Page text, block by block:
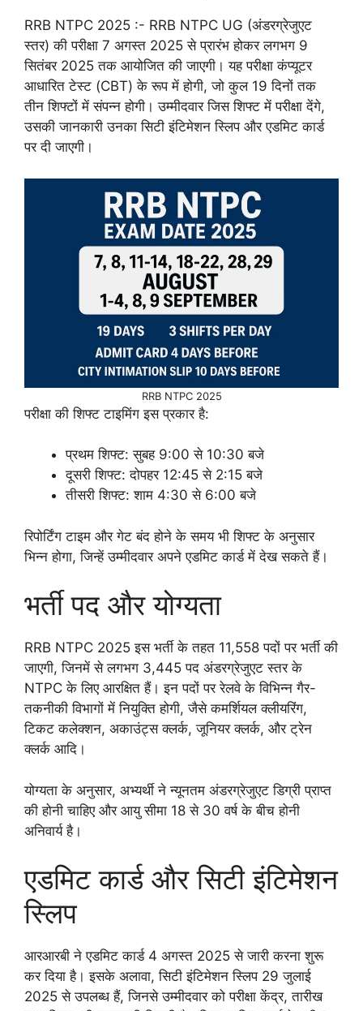
RRB NTPC 2025 :- RRB NTPC UG (अंडरग्रेजुएट
स्तर) की परीक्षा 7 अगस्त 2025 से प्रारंभ होकर लगभग 9
सितंबर 2025 तक आयोजित की जाएगी। यह परीक्षा कंप्यूटर
आधारित टेस्ट (CBT) के रूप में होगी, जो कुल 19 दिनों तक
तीन शिफ्टों में संपन्न होगी। उम्मीदवार जिस शिफ्ट में परीक्षा देंगे,
उसकी जानकारी उनका सिटी इंटिमेशन स्लिप और एडमिट कार्ड
पर दी जाएगी।
RRB NTPC 2025
परीक्षा की शिफ्ट टाइमिंग इस प्रकार है:
प्रथम शिफ्ट: सुबह 9:00 से 10:30 बजे
दूसरी शिफ्ट: दोपहर 12:45 से 2:15 बजे
तीसरी शिफ्ट: शाम 4:30 से 6:00 बजे
रिपोर्टिंग टाइम और गेट बंद होने के समय भी शिफ्ट के अनुसार
भिन्न होगा, जिन्हें उम्मीदवार अपने एडमिट कार्ड में देख सकते हैं।
भर्ती पद और योग्यता
RRB NTPC 2025 इस भर्ती के तहत 11,558 पदों पर भर्ती की
जाएगी, जिनमें से लगभग 3,445 पद अंडरग्रेजुएट स्तर के
NTPC के लिए आरक्षित हैं। इन पदों पर रेलवे के विभिन्न गैर-
तकनीकी विभागों में नियुक्ति होगी, जैसे कमर्शियल क्लीयरिंग,
टिकट कलेक्शन, अकाउंट्स क्लर्क, जूनियर क्लर्क, और ट्रेन
क्लर्क आदि।
योग्यता के अनुसार, अभ्यर्थी ने न्यूनतम अंडरग्रेजुएट डिग्री प्राप्त
की होनी चाहिए और आयु सीमा 18 से 30 वर्ष के बीच होनी
अनिवार्य है।
एडमिट कार्ड और सिटी इंटिमेशन
स्लिप
आरआरबी ने एडमिट कार्ड 4 अगस्त 2025 से जारी करना शुरू
कर दिया है। इसके अलावा, सिटी इंटिमेशन स्लिप 29 जुलाई
2025 से उपलब्ध हैं, जिनसे उम्मीदवार को परीक्षा केंद्र, तारीख